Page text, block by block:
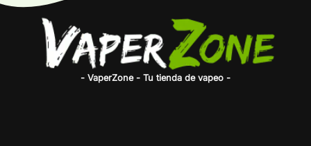
- VaperZone - Tu tienda de vapeo -